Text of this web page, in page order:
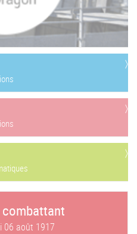
combattant
06 août 1917